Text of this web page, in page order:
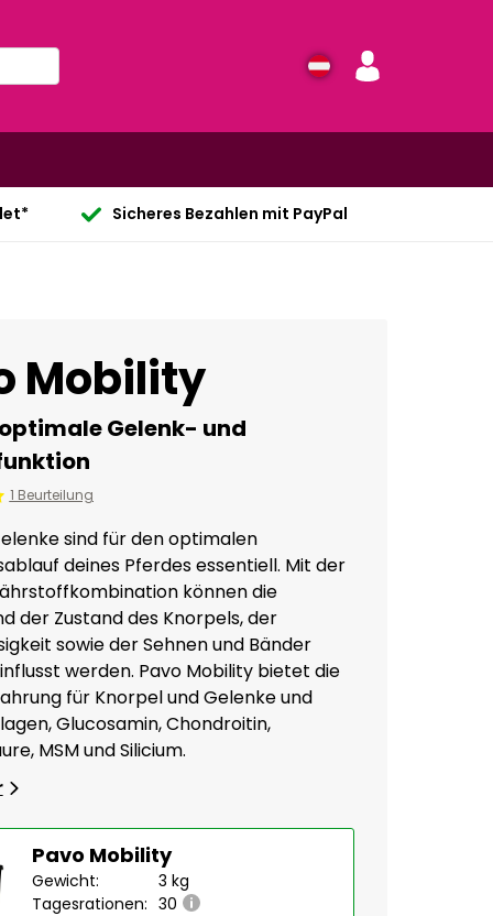
Sicheres Bezahlen mit PayPal
Mobility
Gelenk- und
1 Beurteilung
sind für den optimalen
deines Pferdes essentiell. Mit der
können die
der Zustand des Knorpels, der
sowie der Sehnen und Bänder
werden. Pavo Mobility bietet die
für Knorpel und Gelenke und
Glucosamin, Chondroitin,
MSM und Silicium.
Pavo Mobility
Gewicht:
3 kg
Tagesrationen: 30